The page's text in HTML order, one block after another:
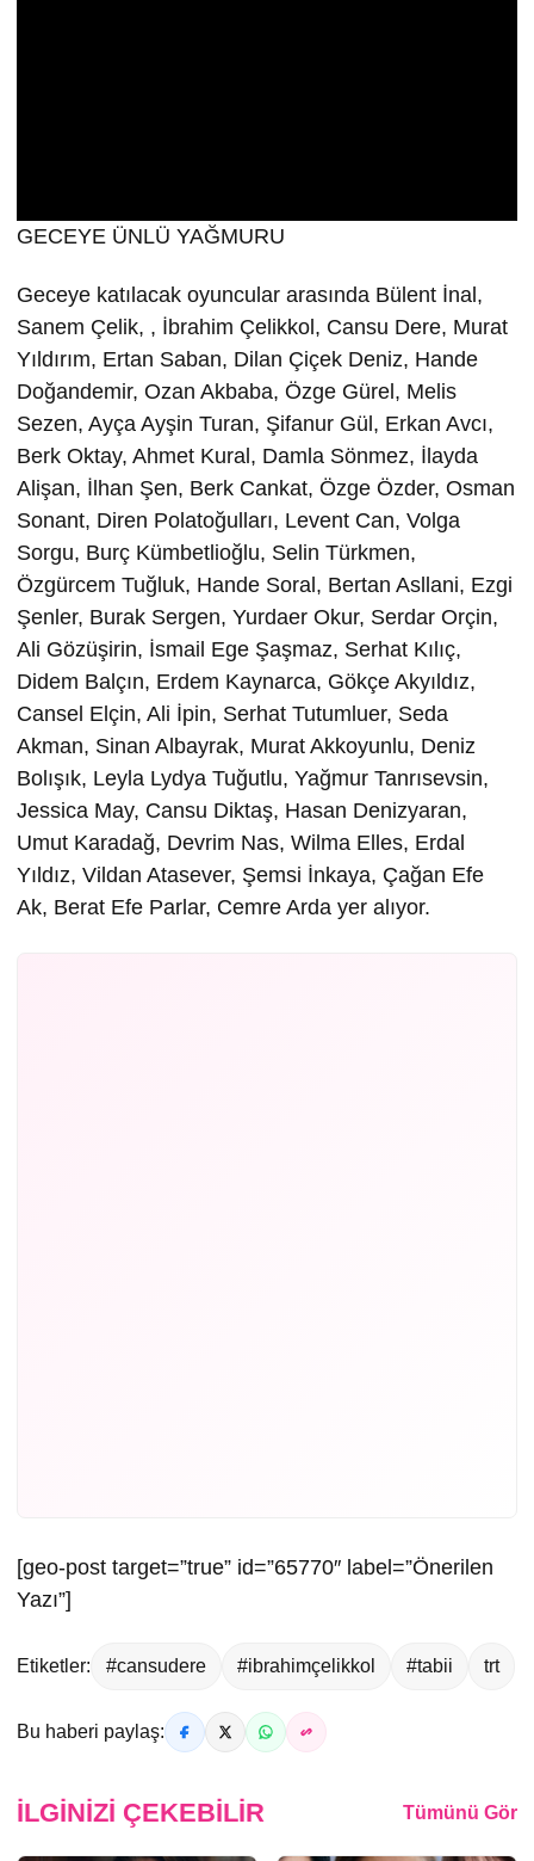
GECEYE ÜNLÜ YAĞMURU
Geceye katılacak oyuncular arasında Bülent İnal,
Sanem Çelik, , İbrahim Çelikkol, Cansu Dere, Murat
Yıldırım, Ertan Saban, Dilan Çiçek Deniz, Hande
Doğandemir, Ozan Akbaba, Özge Gürel, Melis
Sezen, Ayça Ayşin Turan, Şifanur Gül, Erkan Avcı,
Berk Oktay, Ahmet Kural, Damla Sönmez, İlayda
Alişan, İlhan Şen, Berk Cankat, Özge Özder, Osman
Sonant, Diren Polatoğulları, Levent Can, Volga
Sorgu, Burç Kümbetlioğlu, Selin Türkmen,
Özgürcem Tuğluk, Hande Soral, Bertan Asllani, Ezgi
Şenler, Burak Sergen, Yurdaer Okur, Serdar Orçin,
Ali Gözüşirin, İsmail Ege Şaşmaz, Serhat Kılıç,
Didem Balçın, Erdem Kaynarca, Gökçe Akyıldız,
Cansel Elçin, Ali İpin, Serhat Tutumluer, Seda
Akman, Sinan Albayrak, Murat Akkoyunlu, Deniz
Bolışık, Leyla Lydya Tuğutlu, Yağmur Tanrısevsin,
Jessica May, Cansu Diktaş, Hasan Denizyaran,
Umut Karadağ, Devrim Nas, Wilma Elles, Erdal
Yıldız, Vildan Atasever, Şemsi İnkaya, Çağan Efe
Ak, Berat Efe Parlar, Cemre Arda yer alıyor.
[geo-post target=”true” id=”65770″ label=”Önerilen
Yazı”]
Etiketler: #cansudere #ibrahimçelikkol #tabii trt
Bu haberi paylaş:
İLGINIZI ÇEKEBILIR Tümünü Gör